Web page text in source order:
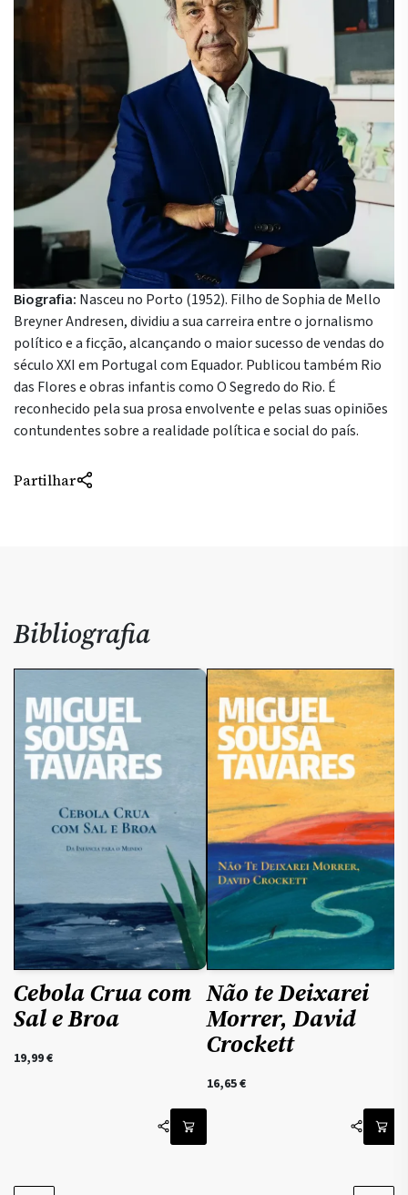
Biografia: Nasceu no Porto (1952). Filho de Sophia de Mello
Breyner Andresen, dividiu a sua carreira entre o jornalismo
político e a ficção, alcançando o maior sucesso de vendas do
século XXI em Portugal com Equador. Publicou também Rio
das Flores e obras infantis como O Segredo do Rio. É
reconhecido pela sua prosa envolvente e pelas suas opiniões
contundentes sobre a realidade política e social do país.
Partilhar
Bibliografia
Cebola Crua com
Sal e Broa
19,99€
Não te Deixarei
Morrer, David
Crockett
16,65€